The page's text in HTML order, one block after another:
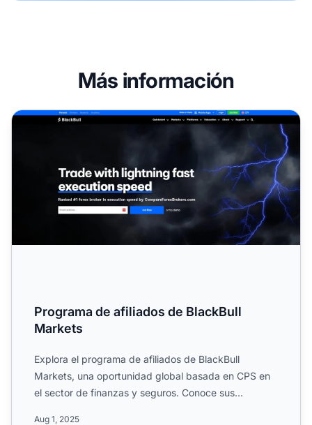
Más información
Programa de afiliados de BlackBull Markets
Programa de afiliados de BlackBull
Markets
Explora el programa de afiliados de BlackBull
Markets, una oportunidad global basada en CPS en
el sector de finanzas y seguros. Conoce sus
Aug 1, 2025